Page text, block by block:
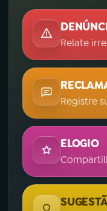
Relate
Registre
ELOGIO